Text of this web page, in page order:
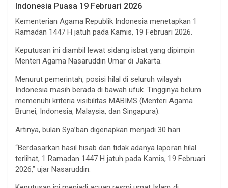
Indonesia Puasa 19 Februari 2026
Kementerian Agama Republik Indonesia menetapkan 1
Ramadan 1447 H jatuh pada Kamis, 19 Februari 2026.
Keputusan ini diambil lewat sidang isbat yang dipimpin
Menteri Agama Nasaruddin Umar di Jakarta.
Menurut pemerintah, posisi hilal di seluruh wilayah
Indonesia masih berada di bawah ufuk. Tingginya belum
memenuhi kriteria visibilitas MABIMS (Menteri Agama
Brunei, Indonesia, Malaysia, dan Singapura).
Artinya, bulan Sya’ban digenapkan menjadi 30 hari.
“Berdasarkan hasil hisab dan tidak adanya laporan hilal
terlihat, 1 Ramadan 1447 H jatuh pada Kamis, 19 Februari
2026,” ujar Nasaruddin.